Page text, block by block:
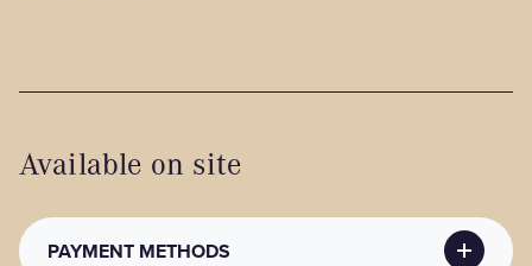
Available on site
PAYMENT METHODS